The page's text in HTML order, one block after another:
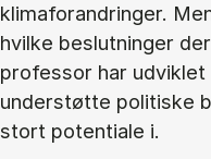
klimaforandringer.
hvilke beslutninger
professor har
understøtte politiske
stort potentiale i.